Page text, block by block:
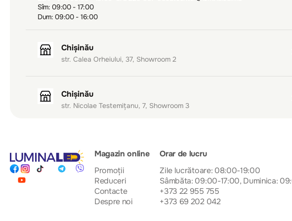
Sîm: 09:00 - 17:00
Dum: 09:00 - 16:00
Chișinău
str. Calea Orheiului, 37, Showroom 2
Chișinău
str. Nicolae Testemițanu, 7, Showroom 3
Magazin online
Promoții
Reduceri
Contacte
Despre noi
Orar de lucru
Zile lucrătoare: 08:00-19:00
Sâmbăta: 09:00-17:00, Duminica:
+373 22 955 755
+373 69 202 042